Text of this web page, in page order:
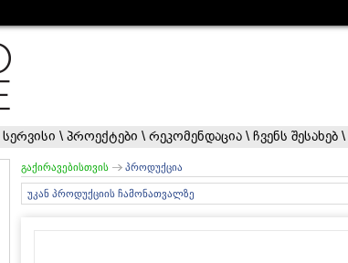
სერვისი \ პროექტები \ რეკომენდაცია \ ჩვენს შესახებ \
გაქირავებისთვის პროდუქცია
უკან პროდუქციის ჩამონათვალზე